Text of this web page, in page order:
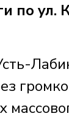
по ул.